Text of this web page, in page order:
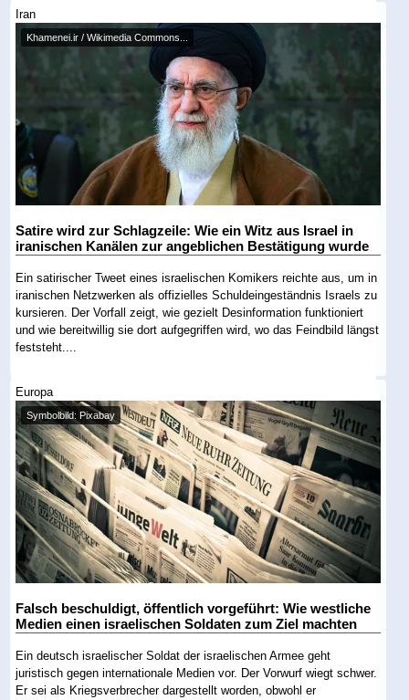
Iran
Khamenei.ir / Wikimedia Commons...
Satire wird zur Schlagzeile: Wie ein Witz aus Israel in
iranischen Kanälen zur angeblichen Bestätigung wurde
Ein satirischer Tweet eines israelischen Komikers reichte aus, um in
iranischen Netzwerken als offizielles Schuldeingeständnis Israels zu
kursieren. Der Vorfall zeigt, wie gezielt Desinformation funktioniert
und wie bereitwillig sie dort aufgegriffen wird, wo das Feindbild längst
feststeht....
Europa
Symbolbild: Pixabay
Falsch beschuldigt, öffentlich vorgeführt: Wie westliche
Medien einen israelischen Soldaten zum Ziel machten
Ein deutsch israelischer Soldat der israelischen Armee geht
juristisch gegen internationale Medien vor. Der Vorwurf wiegt schwer.
Er sei als Kriegsverbrecher dargestellt worden, obwohl er